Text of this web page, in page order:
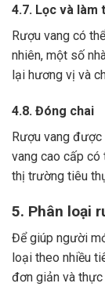
4.7. Lọc và
Rượu vang có
nhiên, một số
lại hương vị và
4.8. Đóng chai
Rượu vang được
vang cao cấp
thị trường tiêu
5. Phân loại
Để giúp người
loại theo nhiều
đơn giản và thực